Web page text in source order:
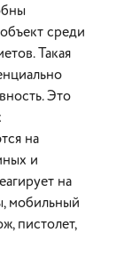
среди
Такая
Это
на
и
на
мобильный
пистолет,